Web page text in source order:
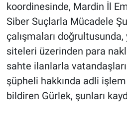
koordinesinde, Mardin İl
Siber Suçlarla Mücadele
çalışmaları doğrultusunda,
siteleri üzerinden para
sahte ilanlarla
şüpheli hakkında adli işlem
bildiren Gürlek, şunları